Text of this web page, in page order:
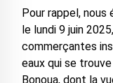
Pour rappel,
le lundi 9 juin
commerçantes
eaux qui se
Bonoua, dont la